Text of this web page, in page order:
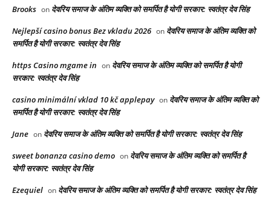
Brooks on देवरिय समाज के अंतिम व्यक्ति को समर्पित है योगी सरकार: स्वतंत्र देव सिंह
Nejlepší casino bonus Bez vkladu 2026 on देवरिय समाज के अंतिम व्यक्ति को
समर्पित है योगी सरकार: स्वतंत्र देव सिंह
https Casino mgame in on देवरिय समाज के अंतिम व्यक्ति को समर्पित है योगी
सरकार: स्वतंत्र देव सिंह
casino minimální vklad 10 kč applepay on देवरिय समाज के अंतिम व्यक्ति को
समर्पित है योगी सरकार: स्वतंत्र देव सिंह
Jane on देवरिय समाज के अंतिम व्यक्ति को समर्पित है योगी सरकार: स्वतंत्र देव सिंह
sweet bonanza casino demo on देवरिय समाज के अंतिम व्यक्ति को समर्पित है
योगी सरकार: स्वतंत्र देव सिंह
Ezequiel on देवरिय समाज के अंतिम व्यक्ति को समर्पित है योगी सरकार: स्वतंत्र देव सिंह